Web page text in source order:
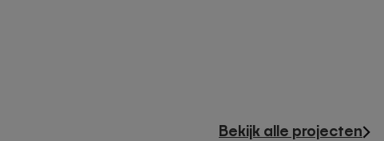
Bekijk alle projecten